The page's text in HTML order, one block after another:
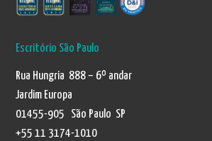
Escritório São Paulo
Rua Hungria 888 – 6º andar
Jardim Europa
01455-905 São Paulo SP
+55 11 3174-1010